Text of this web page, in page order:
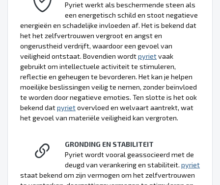
Pyriet werkt als beschermende steen als
een energetisch schild en stoot negatieve
energieën en schadelijke invloeden af. Het is bekend dat
het het zelfvertrouwen vergroot en angst en
ongerustheid verdrijft, waardoor een gevoel van
veiligheid ontstaat. Bovendien wordtpyrietvaak
gebruikt om intellectuele activiteit te stimuleren,
reflectie en geheugen te bevorderen. Het kan je helpen
moeilijke beslissingen veilig te nemen, zonder beïnvloed
te worden door negatieve emoties. Ten slotte is het ook
bekend datpyrietovervloed en welvaart aantrekt, wat
het gevoel van materiële veiligheid kan vergroten.
GRONDING EN STABILITEIT
Pyriet wordt vooral geassocieerd met de
deugd van verankering en stabiliteit. pyriet
staat bekend om zijn vermogen om het zelfvertrouwen